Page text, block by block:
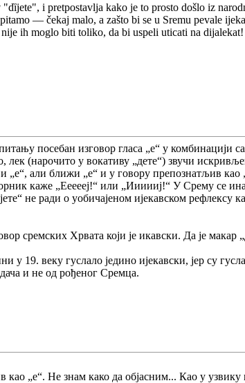
i pretpostavlja kako je to prosto došlo iz
— čekaj malo, a zašto bi se u Sremu pevale
ih moglo biti toliko, da bi uspeli uticati na dijalekat!
питању посебан изговор гласа „е“ у
(нарочито у вокативу „дете“) звучи
„е“, али ближи „е“ и у говору препознатљив
каже „Еееееј!“ или „Иииииј!“ У Срему се
не ради о уобичајеном ијекавском рефлексу
сремских Хрвата који је икавски. Да је макар
19. веку гуслало једино ијекавски, јер су
и не од рођеног Сремца.
„е“. Не знам како да објасним... Као у